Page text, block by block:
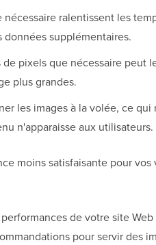
ralentissent les
supplémentaires.
pixels que nécessaire peut
plus grandes.
les images à la volée, ce
n'apparaisse aux utilisateurs.
moins satisfaisante pour
de votre site
pour servir des